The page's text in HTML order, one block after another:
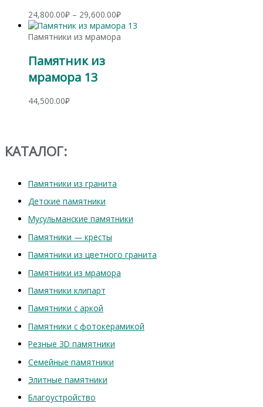
24,800.00₽ – 29,600.00₽Диапазон
цен:
Памятники из мрамора
Памятник из
мрамора 13
44,500.00₽
КАТАЛОГ:
Памятники из гранита
Детские памятники
Мусульманские памятники
Памятники — кресты
Памятники из цветного гранита
Памятники из мрамора
Памятники клипарт
Памятники с аркой
Памятники с фотокерамикой
Резные 3D памятники
Семейные памятники
Элитные памятники
Благоустройство